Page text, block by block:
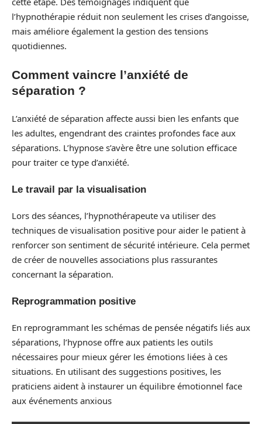
l’hypnothérapie réduit non seulement les crises d’angoisse,
mais améliore également la gestion des tensions
quotidiennes.
Comment vaincre l’anxiété de
séparation ?
L’anxiété de séparation affecte aussi bien les enfants que
les adultes, engendrant des craintes profondes face aux
séparations. L’hypnose s’avère être une solution efficace
pour traiter ce type d’anxiété.
Le travail par la visualisation
Lors des séances, l’hypnothérapeute va utiliser des
techniques de visualisation positive pour aider le patient à
renforcer son sentiment de sécurité intérieure. Cela permet
de créer de nouvelles associations plus rassurantes
concernant la séparation.
Reprogrammation positive
En reprogrammant les schémas de pensée négatifs liés aux
séparations, l’hypnose offre aux patients les outils
nécessaires pour mieux gérer les émotions liées à ces
situations. En utilisant des suggestions positives, les
praticiens aident à instaurer un équilibre émotionnel face
aux événements anxious